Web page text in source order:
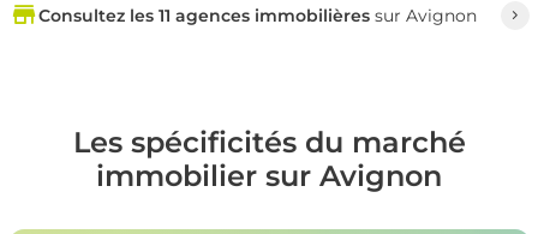
Consultez les 11 agences immobilièressur Avignon
Les spécificités du marché
immobilier sur Avignon